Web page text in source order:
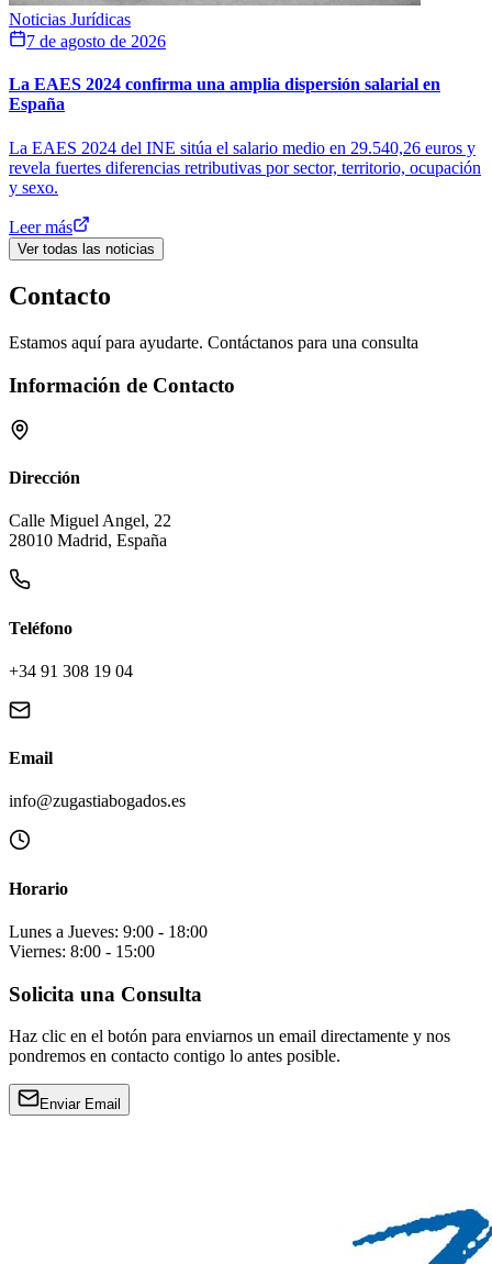
Noticias Jurídicas
7 de agosto de 2026
La EAES 2024 confirma una amplia dispersión salarial en
España
La EAES 2024 del INE sitúa el salario medio en 29.540,26 euros y
revela fuertes diferencias retributivas por sector, territorio, ocupación
y sexo.
Leer más
Ver todas las noticias
Contacto
Estamos aquí para ayudarte. Contáctanos para una consulta
Información de Contacto
Dirección
Calle Miguel Angel, 22
28010 Madrid, España
Teléfono
+34 91 308 19 04
Email
info@zugastiabogados.es
Horario
Lunes a Jueves: 9:00 - 18:00
Viernes: 8:00 - 15:00
Solicita una Consulta
Haz clic en el botón para enviarnos un email directamente y nos
pondremos en contacto contigo lo antes posible.
Enviar Email